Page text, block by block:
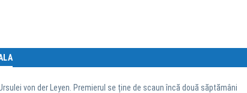
von der Leyen. Premierul se ține de scaun încă două săptămâni